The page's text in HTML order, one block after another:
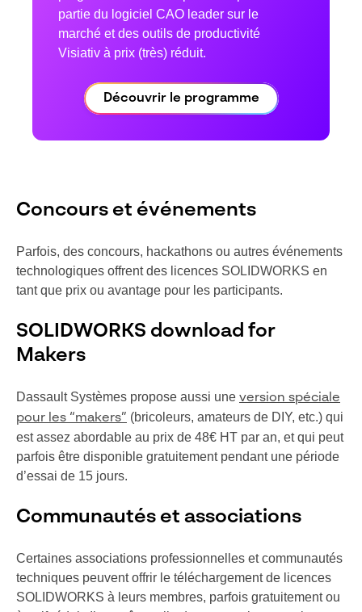
partie du logiciel CAO leader sur le
marché et des outils de productivité
Visiativ à prix (très) réduit.
Découvrir le programme
Concours et événements
Parfois, des concours, hackathons ou autres événements
technologiques offrent des licences SOLIDWORKS en
tant que prix ou avantage pour les participants.
SOLIDWORKS download for
Makers
Dassault Systèmes propose aussi une version spéciale
pour les “makers” (bricoleurs, amateurs de DIY, etc.) qui
est assez abordable au prix de 48€ HT par an, et qui peut
parfois être disponible gratuitement pendant une période
d’essai de 15 jours.
Communautés et associations
Certaines associations professionnelles et communautés
techniques peuvent offrir le téléchargement de licences
SOLIDWORKS à leurs membres, parfois gratuitement ou